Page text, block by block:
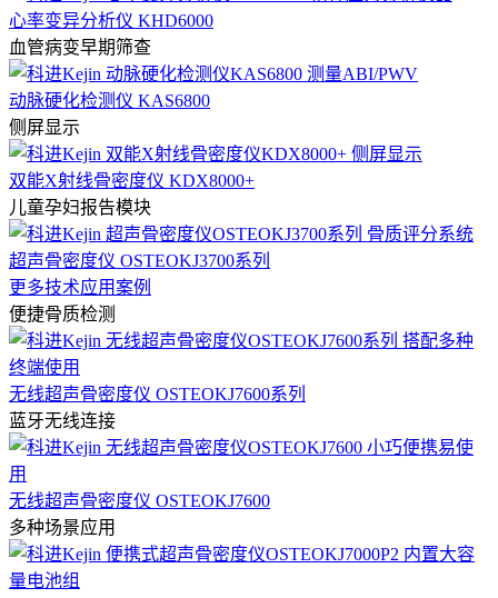
心率变异分析仪 KHD6000
血管病变早期筛查
动脉硬化检测仪 KAS6800
侧屏显示
双能X射线骨密度仪 KDX8000+
儿童孕妇报告模块
超声骨密度仪 OSTEOKJ3700系列
更多技术应用案例
便捷骨质检测
无线超声骨密度仪 OSTEOKJ7600系列
蓝牙无线连接
无线超声骨密度仪 OSTEOKJ7600
多种场景应用